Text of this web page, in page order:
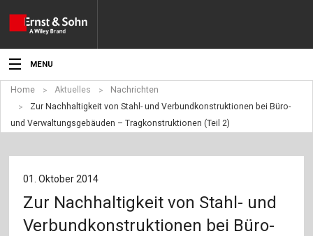
MENU
Aktuelles
Veranstaltungen
Angebote
Produkte
Home Aktuelles
Nachrichten
Zur Nachhaltigkeit von Stahl- und Verbundkonstruktionen bei Büro-
und Verwaltungsgebäuden – Tragkonstruktionen (Teil 2)
01. Oktober 2014
Zur Nachhaltigkeit von Stahl- und
Verbundkonstruktionen bei Büro-